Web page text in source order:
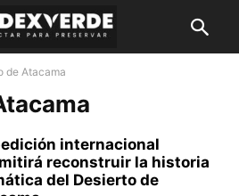
de Atacama
internacional
reconstruir la historia
del Desierto de